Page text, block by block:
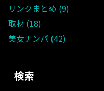
リンクまとめ 9
取材 18
美女ナンパ 42
検索